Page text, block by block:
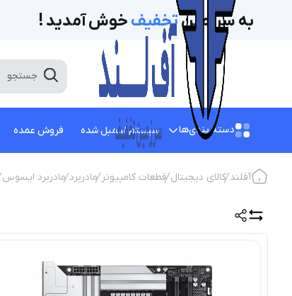
به سرزمینتخفیف‌ خوش آمدید !
دسته بندی‌ها سیستم اسمبل شده فروش عمده
آفلند کالای دیجیتال قطعات کامپیوتر مادربرد مادربرد ایسوس